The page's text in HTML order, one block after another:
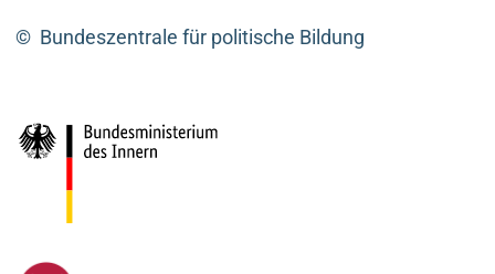
© Bundeszentrale für politische Bildung